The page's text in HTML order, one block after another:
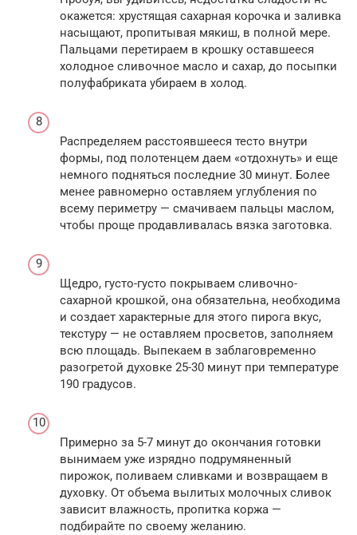
окажется: хрустящая сахарная корочка и заливка
насыщают, пропитывая мякиш, в полной мере.
Пальцами перетираем в крошку оставшееся
холодное сливочное масло и сахар, до посыпки
полуфабриката убираем в холод.
Распределяем расстоявшееся тесто внутри
формы, под полотенцем даем «отдохнуть» и еще
немного подняться последние 30 минут. Более
менее равномерно оставляем углубления по
всему периметру — смачиваем пальцы маслом,
чтобы проще продавливалась вязка заготовка.
Щедро, густо-густо покрываем сливочно-
сахарной крошкой, она обязательна, необходима
и создает характерные для этого пирога вкус,
текстуру — не оставляем просветов, заполняем
всю площадь. Выпекаем в заблаговременно
разогретой духовке 25-30 минут при температуре
190 градусов.
Примерно за 5-7 минут до окончания готовки
вынимаем уже изрядно подрумяненный
пирожок, поливаем сливками и возвращаем в
духовку. От объема вылитых молочных сливок
зависит влажность, пропитка коржа —
подбирайте по своему желанию.